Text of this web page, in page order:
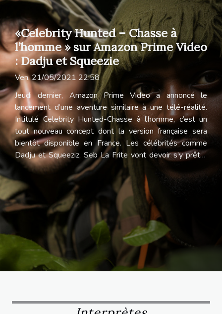
«Celebrity Hunted – Chasse à
l’homme » sur Amazon Prime Video
: Dadju et Squeezie
Ven. 21/05/2021 22:58
Jeudi dernier, Amazon Prime Video a annoncé le
lancement d’une aventure similaire à une télé-réalité.
Intitulé Celebrity Hunted-Chasse à l’homme, c’est un
tout nouveau concept dont la version française sera
bientôt disponible en France. Les célébrités comme
Dadju et Squeeziz, Seb La Frite vont devoir s’y prêter
et disparaitre sans être retrouvées par les experts de la
cybersécurité. Un jeu télé inédit C’est un divertissement
inspiré d’une émission britannique dans laquelle des
célébrités sont amenés à être en cavale et doivent
complètement disparaitre sans laisser d’indice pour les
retrouver. Les stars françaises qui doivent jouer les
fugitifs ont déjà été repérés et invités par Amazon
Prime Video. Parmi celles-ci figurent Dadju et Darçy. Le
premier youtubeur français, Squeezie, a aussi...